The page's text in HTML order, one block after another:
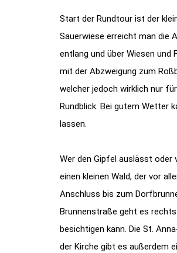
Start der Rundtour ist der
Sauerwiese erreicht man die
entlang und über Wiesen
mit der Abzweigung zum
welcher jedoch wirklich nur
Rundblick. Bei gutem Wetter
lassen.
Wer den Gipfel auslässt oder
einen kleinen Wald, der vor
Anschluss bis zum
Brunnenstraße geht es
besichtigen kann. Die St.
der Kirche gibt es außerdem